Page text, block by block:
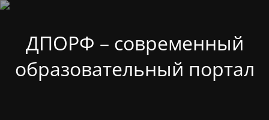
ДПОРФ – современный
образовательный портал